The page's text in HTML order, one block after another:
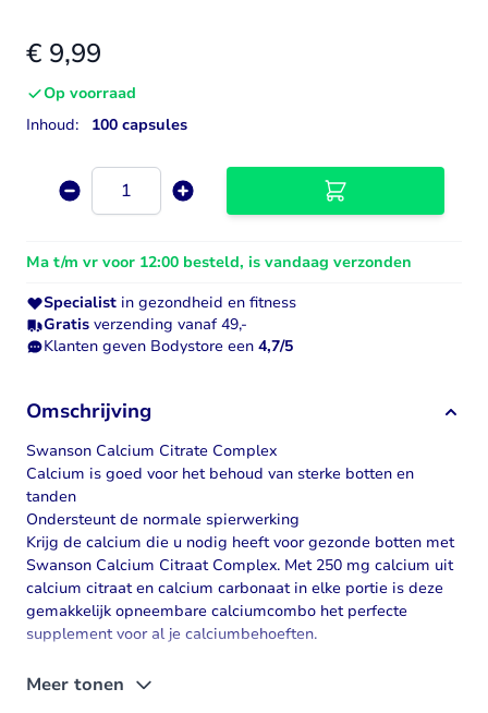
€ 9,99
Op voorraad
Inhoud:
100 capsules
Aantal
Ma t/m vr voor 12:00 besteld, is vandaag verzonden
Specialist in gezondheid en fitness
Gratis verzending vanaf 49,-
Klanten geven Bodystore een 4,7/5
Omschrijving
Swanson Calcium Citrate Complex
Calcium is goed voor het behoud van sterke botten en
tanden
Ondersteunt de normale spierwerking
Krijg de calcium die u nodig heeft voor gezonde botten met
Swanson Calcium Citraat Complex. Met 250 mg calcium uit
calcium citraaten calcium carbonaat in elke portie is deze
gemakkelijk opneembare calciumcombo het perfecte
supplement voor al je calciumbehoeften.
Meer tonen